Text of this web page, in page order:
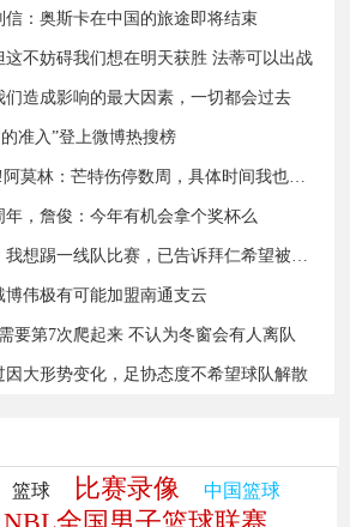
：奥斯卡在中国的旅途即将结束
这不妨碍我们想在明天获胜 法蒂可以出战
造成影响的最大因素，一切都会过去
准入”登上微博热搜榜
加盟1年半就上了32场!阿莫林：芒特伤停数周，具体时间我也不知道
，詹俊：今年有机会拿个奖杯么
18岁澳国脚伊兰昆达：我想踢一线队比赛，已告诉拜仁希望被外租
伟极有可能加盟南通支云
要第7次爬起来 不认为冬窗会有人离队
大形势变化，足协态度不希望球队解散
篮球 比赛录像
中国篮球